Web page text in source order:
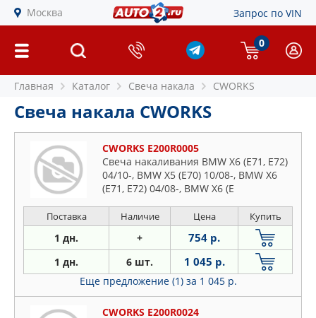
Москва Запрос по VIN
0
Главная Каталог Свеча накала CWORKS
Свеча накала CWORKS
CWORKS E200R0005
Свеча накаливания BMW X6 (E71, E72)
04/10-, BMW X5 (E70) 10/08-, BMW X6
(E71, E72) 04/08-, BMW X6 (E
Поставка Наличие Цена Купить
1 дн. + 754 р.
1 дн. 6 шт. 1 045 р.
Еще предложение (1) за 1 045 р.
CWORKS E200R0024